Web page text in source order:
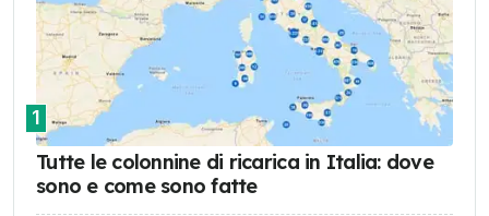
1
Tutte le colonnine di ricarica in Italia: dove
sono e come sono fatte